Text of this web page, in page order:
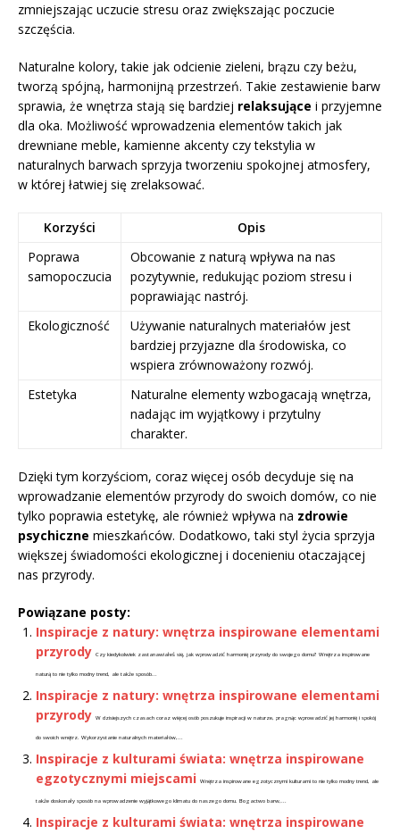
zmniejszając uczucie stresu oraz zwiększając poczucie
szczęścia.
Naturalne kolory, takie jak odcienie zieleni, brązu czy beżu,
tworzą spójną, harmonijną przestrzeń. Takie zestawienie barw
sprawia, że wnętrza stają się bardziej relaksujące i przyjemne
dla oka. Możliwość wprowadzenia elementów takich jak
drewniane meble, kamienne akcenty czy tekstylia w
naturalnych barwach sprzyja tworzeniu spokojnej atmosfery,
w której łatwiej się zrelaksować.
Korzyści
Opis
Poprawa
samopoczucia
Obcowanie z naturą wpływa na nas
pozytywnie, redukując poziom stresu i
poprawiając nastrój.
Ekologiczność
Używanie naturalnych materiałów jest
bardziej przyjazne dla środowiska, co
wspiera zrównoważony rozwój.
Estetyka
Naturalne elementy wzbogacają wnętrza,
nadając im wyjątkowy i przytulny
charakter.
Dzięki tym korzyściom, coraz więcej osób decyduje się na
wprowadzanie elementów przyrody do swoich domów, co nie
tylko poprawia estetykę, ale również wpływa na zdrowie
psychiczne mieszkańców. Dodatkowo, taki styl życia sprzyja
większej świadomości ekologicznej i docenieniu otaczającej
nas przyrody.
Powiązane posty:
Inspiracje z natury: wnętrza inspirowane elementami
przyrody Czy kiedykolwiek zastanawiałeś się, jak wprowadzić harmonię przyrody do swojego domu? Wnętrza inspirowane
naturą to nie tylko modny trend, ale także sposób...
Inspiracje z natury: wnętrza inspirowane elementami
przyrody W dzisiejszych czasach coraz więcej osób poszukuje inspiracji w naturze, pragnąc wprowadzić jej harmonię i spokój
do swoich wnętrz. Wykorzystanie naturalnych materiałów,...
Inspiracje z kulturami świata: wnętrza inspirowane
egzotycznymi miejscami
Wnętrza inspirowane egzotycznymi kulturami to nie tylko modny trend, ale
także doskonały sposób na wprowadzenie wyjątkowego klimatu do naszego domu. Bogactwo barw,...
Inspiracje z kulturami świata: wnętrza inspirowane